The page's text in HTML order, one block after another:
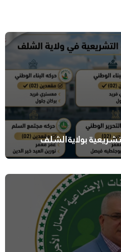
بولاية الشلف